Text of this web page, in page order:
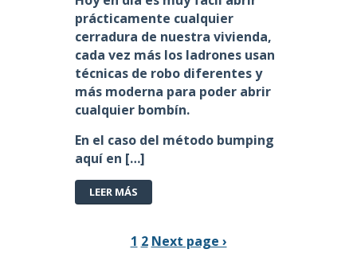
prácticamente cualquier
cerradura de nuestra vivienda,
cada vez más los ladrones usan
técnicas de robo diferentes y
más moderna para poder abrir
cualquier bombín.
En el caso del método bumping
aquí en […]
LEER MÁS
1 2 Next page ›